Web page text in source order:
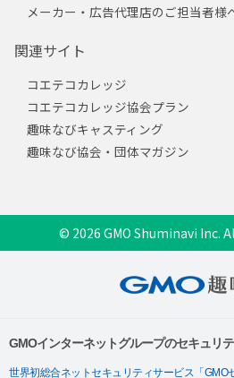
メーカー・広告代理店のご担当者様
関連サイト
コエテコカレッジ
コエテコカレッジ協会プラン
趣味なびキャスティング
趣味なび協会・団体マガジン
© 2026 GMO Shuminavi Inc.